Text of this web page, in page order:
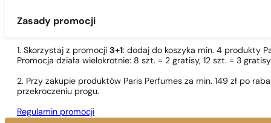
Zasady promocji
1. Skorzystaj z promocji 3+1: dodaj do koszyka min. 4 produkty
Promocja działa wielokrotnie: 8 szt. = 2 gratisy, 12 szt. = 3
2. Przy zakupie produktów Paris Perfumes za min. 149 zł po
przekroczeniu progu.
Regulamin promocji